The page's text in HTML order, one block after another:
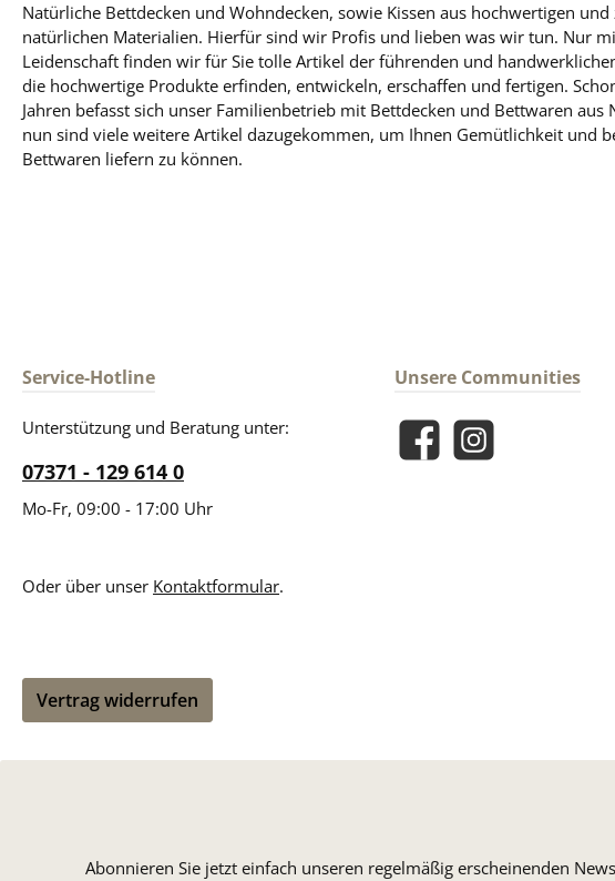
Natürliche Bettdecken und Wohndecken, sowie Kissen aus hochwertigen und
natürlichen Materialien. Hierfür sind wir Profis und lieben was wir tun. Nur
Leidenschaft finden wir für Sie tolle Artikel der führenden und
die hochwertige Produkte erfinden, entwickeln, erschaffen und fertigen.
Jahren befasst sich unser Familienbetrieb mit Bettdecken und Bettwaren aus
nun sind viele weitere Artikel dazugekommen, um Ihnen Gemütlichkeit und
Bettwaren liefern zu können.
Service-Hotline
Unterstützung und Beratung unter:
07371 - 129 614 0
Mo-Fr, 09:00 - 17:00 Uhr
Oder über unser Kontaktformular.
Vertrag widerrufen
Unsere Communities
FacebookInstagram
Abonnieren Sie jetzt einfach unseren regelmäßig erscheinenden